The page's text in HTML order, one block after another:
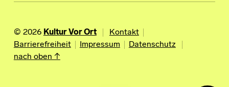
© 2026 Kultur Vor Ort
Kontakt
Barrierefreiheit
Impressum
Datenschutz
nach oben ↑